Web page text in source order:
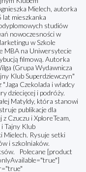
Mielech, autorka
lat mieszkanka
studiów
nowoczesności w
w Szkole
MBA na Uniwersytecie
filmową. Autorka
(Grupa Wydawnicza
Klub Superdziewczyn"
Czekolada i władcy
dziecięcej i podróży.
Matyldy, która stanowi
publikacje dla
z Czuczu i XploreTeam,
i Tajny Klub
Mielech. Rysuje setki
i szkolniaków.
Polecane [product